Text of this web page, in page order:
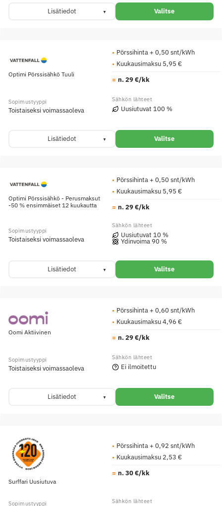
Lisätiedot Valitse
Optimi Pörssisähkö Tuuli
Pörssihinta + 0,50 snt/kWh
Kuukausimaksu 5,95 €
n. 29 €/kk
Toistaiseksi voimassaoleva Uusiutuvat 100 %
Lisätiedot Valitse
Optimi Pörssisähkö - Perusmaksut
-50 % ensimmäiset 12 kuukautta
Pörssihinta + 0,50 snt/kWh
Kuukausimaksu 5,95 €
n. 29 €/kk
Toistaiseksi voimassaoleva
Uusiutuvat 10 %
Ydinvoima 90 %
Lisätiedot Valitse
Oomi Aktiivinen
Pörssihinta + 0,60 snt/kWh
Kuukausimaksu 4,96 €
n. 29 €/kk
Toistaiseksi voimassaoleva Ei ilmoitettu
Lisätiedot Valitse
Surffari Uusiutuva
Pörssihinta + 0,92 snt/kWh
Kuukausimaksu 2,53 €
n. 30 €/kk